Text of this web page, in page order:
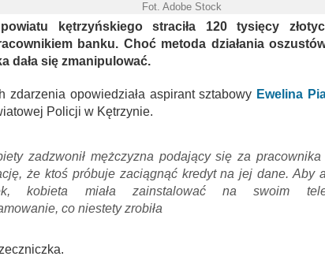
Fot. Adobe Stock
powiatu kętrzyńskiego straciła 120 tysięcy
banku. Choć metoda działania
dała się zmanipulować.
zdarzenia opowiedziała aspirant sztabowy Ewelina
Policji w Kętrzynie.
zadzwonił mężczyzna podający się za pracownika
że ktoś próbuje zaciągnąć kredyt na jej dane. Aby
kobieta miała zainstalować na swoim
co niestety zrobiła